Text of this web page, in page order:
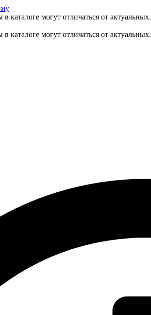
каталоге могут отличаться от актуальных.
каталоге могут отличаться от актуальных.